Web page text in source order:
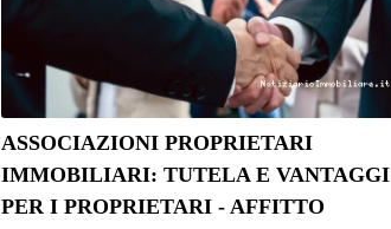
ASSOCIAZIONI PROPRIETARI
IMMOBILIARI: TUTELA E VANTAGGI
PER I PROPRIETARI - AFFITTO